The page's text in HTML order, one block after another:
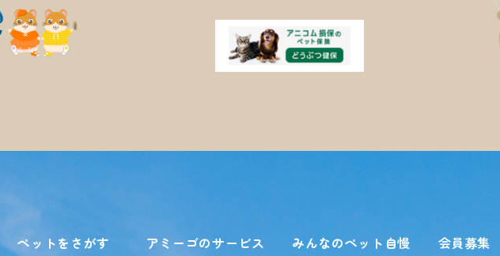
ペットをさがす アミーゴのサービス
みんなのペット自慢
会員募集